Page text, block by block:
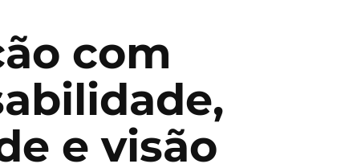
com
e visão